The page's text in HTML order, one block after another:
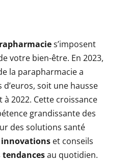
s’imposent
votre bien-être. En 2023,
la parapharmacie a
soit une hausse
2022. Cette croissance
grandissante des
des solutions santé
innovationset conseils
tendancesau quotidien.